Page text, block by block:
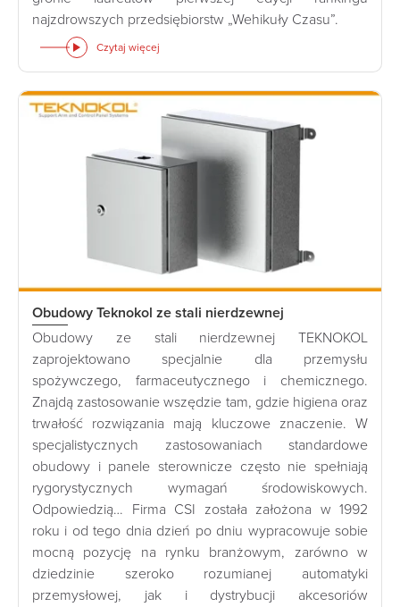
najzdrowszych przedsiębiorstw „Wehikuły Czasu”.
Czytaj więcej
Obudowy Teknokol ze stali nierdzewnej
Obudowy ze stali nierdzewnej TEKNOKOL
zaprojektowano specjalnie dla przemysłu
spożywczego, farmaceutycznego i chemicznego.
Znajdą zastosowanie wszędzie tam, gdzie higiena oraz
trwałość rozwiązania mają kluczowe znaczenie. W
specjalistycznych zastosowaniach standardowe
obudowy i panele sterownicze często nie spełniają
rygorystycznych wymagań środowiskowych.
Odpowiedzią… Firma CSI została założona w 1992
roku i od tego dnia dzień po dniu wypracowuje sobie
mocną pozycję na rynku branżowym, zarówno w
dziedzinie szeroko rozumianej automatyki
przemysłowej, jak i dystrybucji akcesoriów